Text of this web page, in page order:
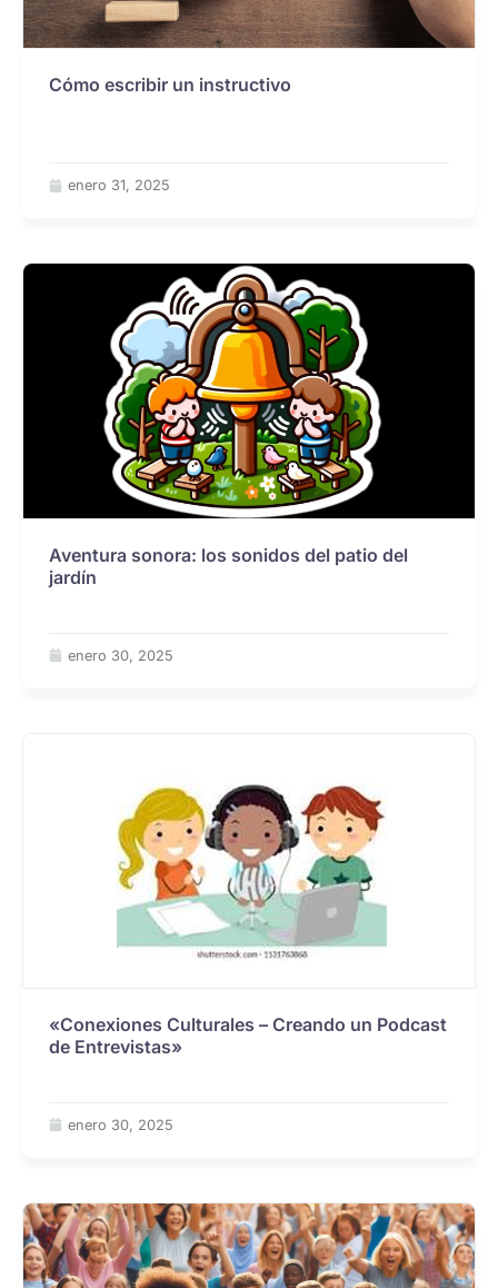
Cómo escribir un instructivo
enero 31, 2025
Aventura sonora: los sonidos del patio del
jardín
enero 30, 2025
«Conexiones Culturales – Creando un Podcast
de Entrevistas»
enero 30, 2025